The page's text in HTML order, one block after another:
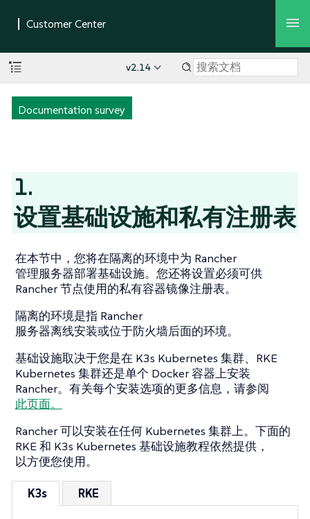
v2.14
Documentation survey
1.
设置基础设施和私有注册表
在本节中，您将在隔离的环境中为 Rancher
管理服务器部署基础设施。您还将设置必须可供
Rancher 节点使用的私有容器镜像注册表。
隔离的环境是指 Rancher
服务器离线安装或位于防火墙后面的环境。
基础设施取决于您是在 K3s Kubernetes 集群、RKE
Kubernetes 集群还是单个 Docker 容器上安装
Rancher。有关每个安装选项的更多信息，请参阅
此页面。
Rancher 可以安装在任何 Kubernetes 集群上。下面的
RKE 和 K3s Kubernetes 基础设施教程依然提供，
以方便您使用。
K3s RKE